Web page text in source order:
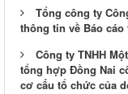
Tổng công ty
thông tin về Báo
Công ty TNHH
tổng hợp Đồng Nai
cơ cấu tổ chức của